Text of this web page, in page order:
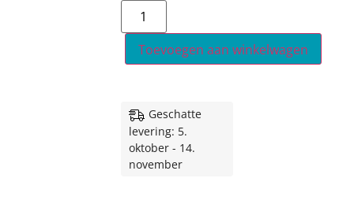
Toevoegen aan winkelwagen
Geschatte
levering: 5.
oktober - 14.
november